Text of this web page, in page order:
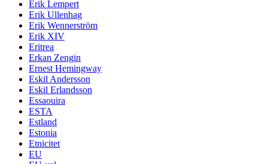
Erik Lempert
Erik Ullenhag
Erik Wennerström
Erik XIV
Eritrea
Erkan Zengin
Ernest Hemingway
Eskil Andersson
Eskil Erlandsson
Essaouira
ESTA
Estland
Estonia
Etnicitet
EU